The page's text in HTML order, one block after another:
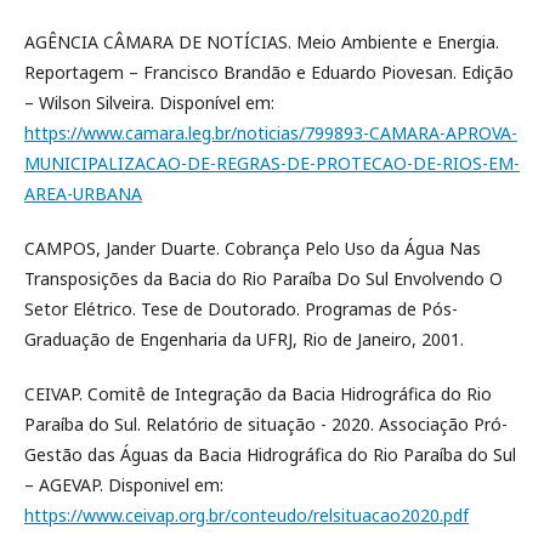
AGÊNCIA CÂMARA DE NOTÍCIAS. Meio Ambiente e Energia.
Reportagem – Francisco Brandão e Eduardo Piovesan. Edição
– Wilson Silveira. Disponível em:
https://www.camara.leg.br/noticias/799893-CAMARA-APROVA-
MUNICIPALIZACAO-DE-REGRAS-DE-PROTECAO-DE-RIOS-EM-
AREA-URBANA
CAMPOS, Jander Duarte. Cobrança Pelo Uso da Água Nas
Transposições da Bacia do Rio Paraíba Do Sul Envolvendo O
Setor Elétrico. Tese de Doutorado. Programas de Pós-
Graduação de Engenharia da UFRJ, Rio de Janeiro, 2001.
CEIVAP. Comitê de Integração da Bacia Hidrográfica do Rio
Paraíba do Sul. Relatório de situação - 2020. Associação Pró-
Gestão das Águas da Bacia Hidrográfica do Rio Paraíba do Sul
– AGEVAP. Disponivel em:
https://www.ceivap.org.br/conteudo/relsituacao2020.pdf